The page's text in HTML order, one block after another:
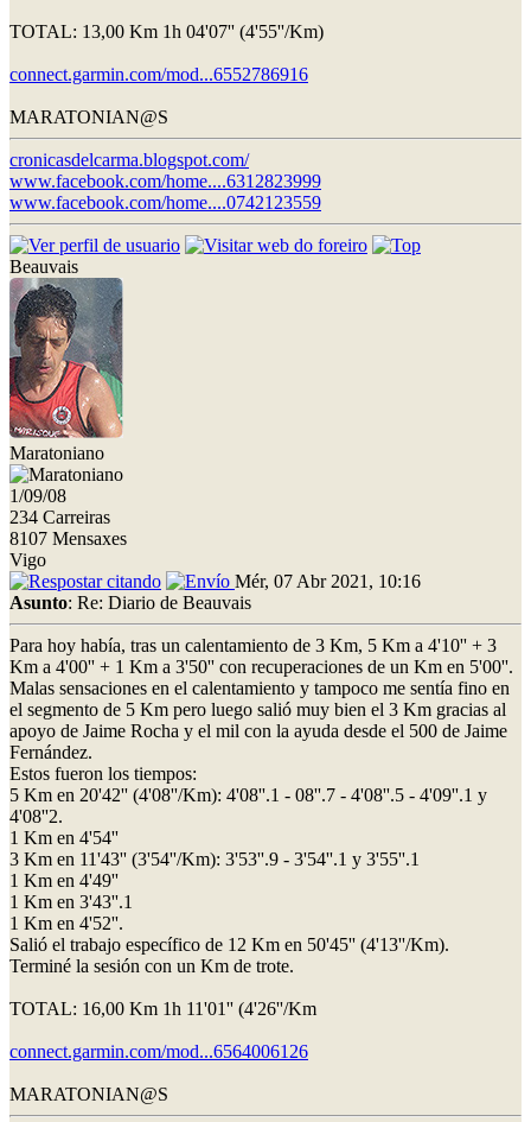
TOTAL: 13,00 Km 1h 04'07'' (4'55''/Km)
connect.garmin.com/mod...6552786916
MARATONIAN@S
cronicasdelcarma.blogspot.com/
www.facebook.com/home....6312823999
www.facebook.com/home....0742123559
Beauvais
Maratoniano
1/09/08
234 Carreiras
8107 Mensaxes
Vigo
Mér, 07 Abr 2021, 10:16
Asunto: Re: Diario de Beauvais
Para hoy había, tras un calentamiento de 3 Km, 5 Km a 4'10'' + 3
Km a 4'00'' + 1 Km a 3'50'' con recuperaciones de un Km en 5'00''.
Malas sensaciones en el calentamiento y tampoco me sentía fino en
el segmento de 5 Km pero luego salió muy bien el 3 Km gracias al
apoyo de Jaime Rocha y el mil con la ayuda desde el 500 de Jaime
Fernández.
Estos fueron los tiempos:
5 Km en 20'42'' (4'08''/Km): 4'08''.1 - 08''.7 - 4'08''.5 - 4'09''.1 y
4'08''2.
1 Km en 4'54''
3 Km en 11'43'' (3'54''/Km): 3'53''.9 - 3'54''.1 y 3'55''.1
1 Km en 4'49''
1 Km en 3'43''.1
1 Km en 4'52''.
Salió el trabajo específico de 12 Km en 50'45'' (4'13''/Km).
Terminé la sesión con un Km de trote.
TOTAL: 16,00 Km 1h 11'01'' (4'26''/Km
connect.garmin.com/mod...6564006126
MARATONIAN@S